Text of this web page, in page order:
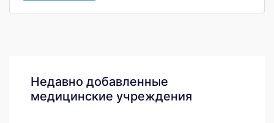
Недавно добавленные
медицинские учреждения